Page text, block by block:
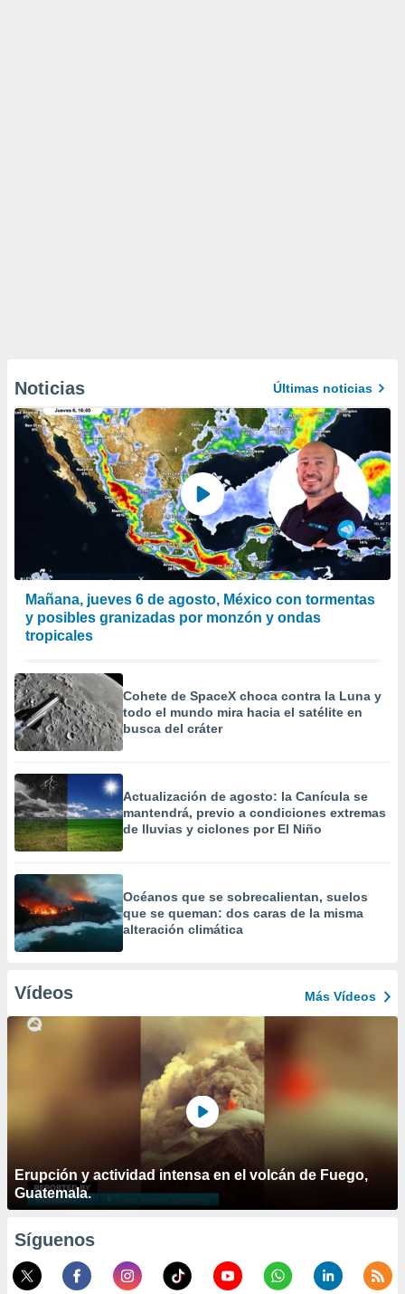
Noticias Últimas noticias
Mañana, jueves 6 de agosto, México con tormentas
y posibles granizadas por monzón y ondas
tropicales
Cohete de SpaceX choca contra la Luna y
todo el mundo mira hacia el satélite en
busca del cráter
Actualización de agosto: la Canícula se
mantendrá, previo a condiciones extremas
de lluvias y ciclones por El Niño
Océanos que se sobrecalientan, suelos
que se queman: dos caras de la misma
alteración climática
Vídeos Más Vídeos
Erupción y actividad intensa en el volcán de Fuego,
Guatemala.
Síguenos